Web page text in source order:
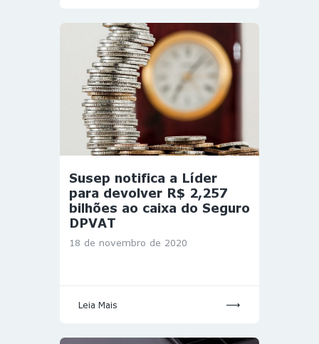
Susep notifica a Líder
para devolver R$ 2,257
bilhões ao caixa do Seguro
DPVAT
18 de novembro de 2020
Leia Mais